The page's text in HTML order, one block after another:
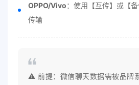
OPPO/Vivo：使用【互传】或【
传输
⚠️ 前提：微信聊天数据需被品牌